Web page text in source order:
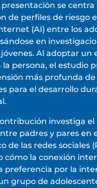
se centra
de perfiles de riesgo
(AI) entre los
en
Al adoptar un
persona, el estudio
más profunda de
para el desarrollo
investiga el
padres y pares en
de las redes sociales
cómo la conexión
preferencia por la
grupo de